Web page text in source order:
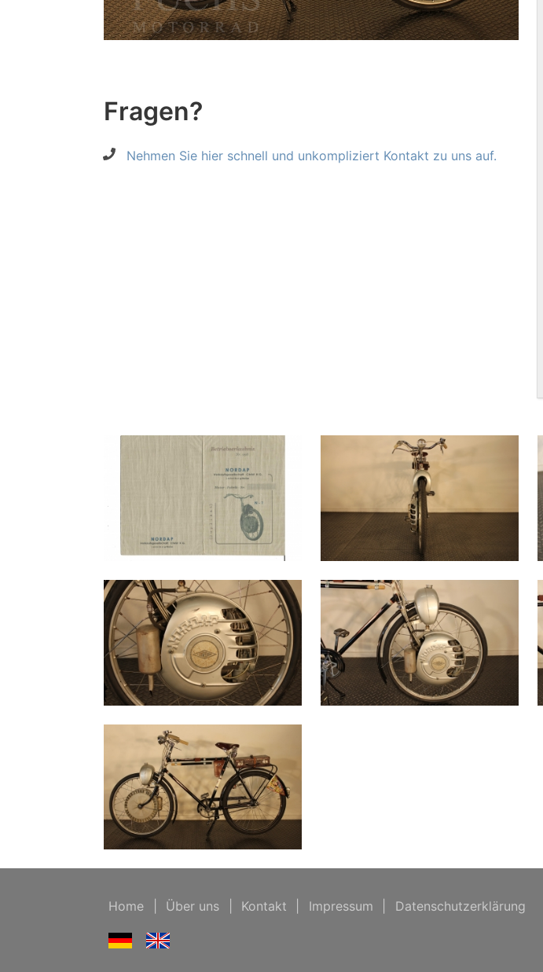
Fragen?
Nehmen Sie hier schnell und unkompliziert Kontakt zu uns auf.
Home Über uns Kontakt Impressum Datenschutzerklärung